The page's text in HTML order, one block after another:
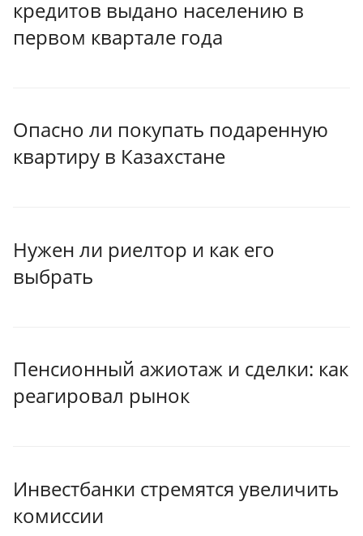
кредитов выдано населению в
первом квартале года
Опасно ли покупать подаренную
квартиру в Казахстане
Нужен ли риелтор и как его
выбрать
Пенсионный ажиотаж и сделки: как
реагировал рынок
Инвестбанки стремятся увеличить
комиссии